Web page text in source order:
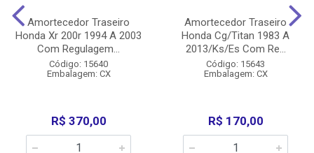
Amortecedor Traseiro
Honda Xr 200r 1994 A 2003
Com Regulagem...
Código: 15640
Embalagem: CX
R$ 370,00
Amortecedor Traseiro
Honda Cg/Titan 1983 A
2013/Ks/Es Com Re...
Código: 15643
Embalagem: CX
R$ 170,00